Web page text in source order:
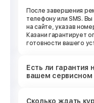
После завершения
телефону или SMS.
на сайте, указав
Казани гарантирует
готовности вашего
Есть ли гарантия
вашем сервисном
Сколько ждать